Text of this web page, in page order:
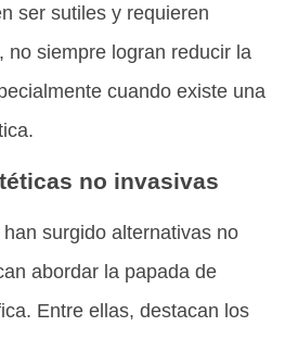
ser sutiles y requieren
no siempre logran reducir la
cuando existe una
no invasivas
surgido alternativas no
abordar la papada de
Entre ellas, destacan los